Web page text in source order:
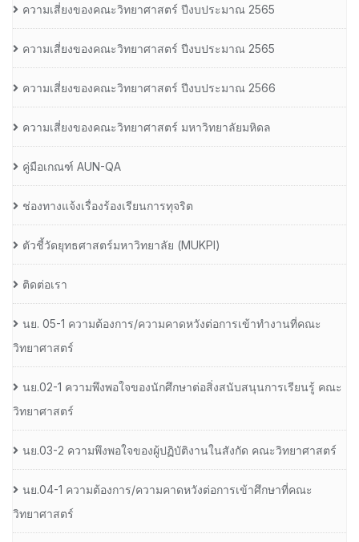
ความเสี่ยงของคณะวิทยาศาสตร์ ปีงบประมาณ 2565
ความเสี่ยงของคณะวิทยาศาสตร์ ปีงบประมาณ 2565
ความเสี่ยงของคณะวิทยาศาสตร์ ปีงบประมาณ 2566
ความเสี่ยงของคณะวิทยาศาสตร์ มหาวิทยาลัยมหิดล
คู่มือเกณฑ์ AUN-QA
ช่องทางแจ้งเรื่องร้องเรียนการทุจริต
ตัวชี้วัดยุทธศาสตร์มหาวิทยาลัย (MUKPI)
ติดต่อเรา
นย. 05-1 ความต้องการ/ความคาดหวังต่อการเข้าทำงานที่คณะ
วิทยาศาสตร์
นย.02-1 ความพึงพอใจของนักศึกษาต่อสิ่งสนับสนุนการเรียนรู้ คณะ
วิทยาศาสตร์
นย.03-2 ความพึงพอใจของผู้ปฏิบัติงานในสังกัด คณะวิทยาศาสตร์
นย.04-1 ความต้องการ/ความคาดหวังต่อการเข้าศึกษาที่คณะ
วิทยาศาสตร์